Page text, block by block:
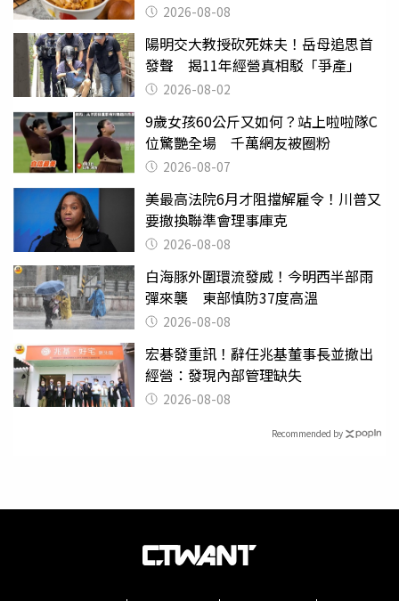
2026-08-08
陽明交大教授砍死妹夫！岳母追思首
發聲 揭11年經營真相駁「爭產」
2026-08-02
9歲女孩60公斤又如何？站上啦啦隊C
位驚艷全場 千萬網友被圈粉
2026-08-07
美最高法院6月才阻擋解雇令！川普又
要撤換聯準會理事庫克
2026-08-08
白海豚外圍環流發威！今明西半部雨
彈來襲 東部慎防37度高溫
2026-08-08
宏碁發重訊！辭任兆基董事長並撤出
經營：發現內部管理缺失
2026-08-08
Recommended by